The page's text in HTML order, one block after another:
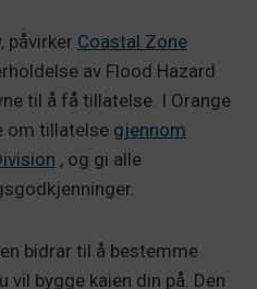
påvirker Coastal Zone
av Flood Hazard
til å få tillatelse. I Orange
om tillatelse gjennom
, og gi alle
bidrar til å bestemme
bygge kaien din på. Den